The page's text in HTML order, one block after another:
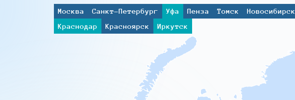
Москва Санкт-Петербург Уфа Пенза Томск Новосибирск
Краснодар
Красноярск Иркутск